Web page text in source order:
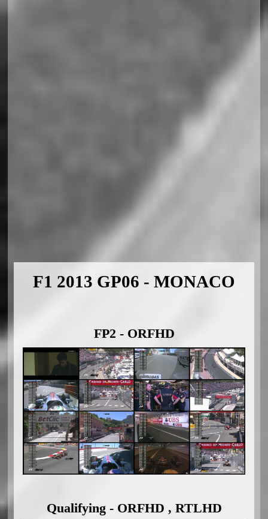
F1 2013 GP06 - MONACO
FP2 - ORFHD
Qualifying - ORFHD , RTLHD